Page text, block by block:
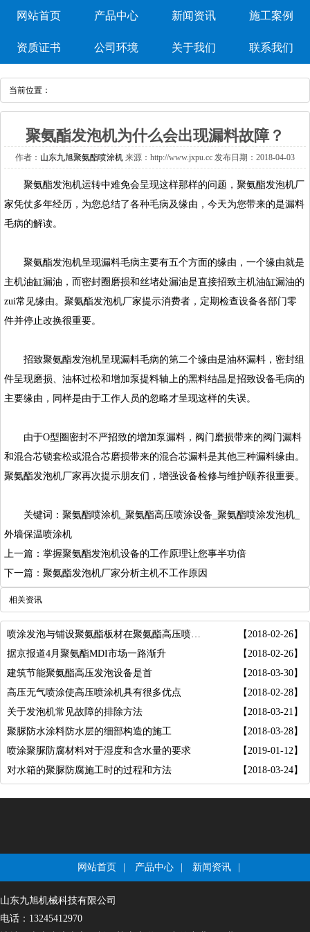
网站首页 产品中心 新闻资讯 施工案例
资质证书 公司环境 关于我们 联系我们
当前位置：
聚氨酯发泡机为什么会出现漏料故障？
作者： 山东九旭聚氨酯喷涂机 来源：http://www.jxpu.cc发布日期：2018-04-03
聚氨酯发泡机运转中难免会呈现这样那样的问题，聚氨酯发泡机厂
家凭仗多年经历，为您总结了各种毛病及缘由，今天为您带来的是漏料
毛病的解读。
聚氨酯发泡机呈现漏料毛病主要有五个方面的缘由，一个缘由就是
主机油缸漏油，而密封圈磨损和丝堵处漏油是直接招致主机油缸漏油的
zui常见缘由。聚氨酯发泡机厂家提示消费者，定期检查设备各部门零
件并停止改换很重要。
招致聚氨酯发泡机呈现漏料毛病的第二个缘由是油杯漏料，密封组
件呈现磨损、油杯过松和增加泵提料轴上的黑料结晶是招致设备毛病的
主要缘由，同样是由于工作人员的忽略才呈现这样的失误。
由于O型圈密封不严招致的增加泵漏料，阀门磨损带来的阀门漏料
和混合芯锁套松或混合芯磨损带来的混合芯漏料是其他三种漏料缘由。
聚氨酯发泡机厂家再次提示朋友们，增强设备检修与维护颐养很重要。
关键词： 聚氨酯喷涂机 _聚氨酯高压喷涂设备_聚氨酯喷涂发泡机_
外墙保温喷涂机
上一篇：掌握聚氨酯发泡机设备的工作原理让您事半功倍
下一篇：聚氨酯发泡机厂家分析主机不工作原因
相关资讯
喷涂发泡与铺设聚氨酯板材在聚氨酯高压喷涂机
【2018-02-26】
据京报道4月聚氨酯MDI市场一路渐升
【2018-02-26】
建筑节能聚氨酯高压发泡设备是首
【2018-03-30】
高压无气喷涂使高压喷涂机具有很多优点
【2018-02-28】
关于发泡机常见故障的排除方法
【2018-03-21】
聚脲防水涂料防水层的细部构造的施工
【2018-03-28】
喷涂聚脲防腐材料对于湿度和含水量的要求
【2019-01-12】
对水箱的聚脲防腐施工时的过程和方法
【2018-03-24】
网站首页 产品中心 新闻资讯
山东九旭机械科技有限公司
电话：13245412970